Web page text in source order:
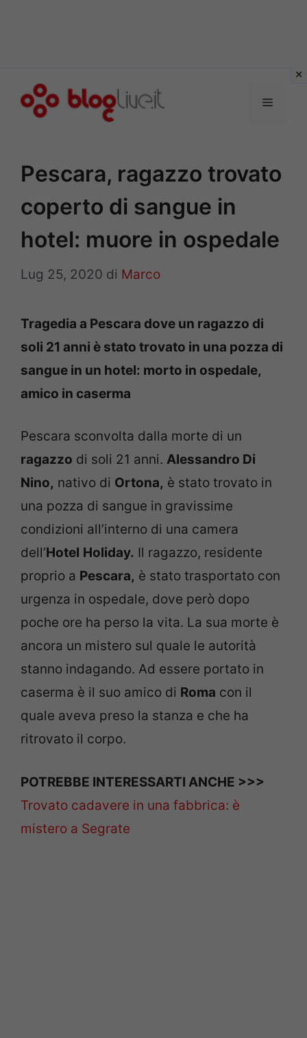
Menu
Pescara, ragazzo trovato
coperto di sangue in
hotel: muore in ospedale
Lug 25, 2020 di Marco
Tragedia a Pescara dove un ragazzo di
soli 21 anni è stato trovato in una pozza di
sangue in un hotel: morto in ospedale,
amico in caserma
Pescara sconvolta dalla morte di un
ragazzo di soli 21 anni. Alessandro Di
Nino, nativo di Ortona, è stato trovato in
una pozza di sangue in gravissime
condizioni all’interno di una camera
dell’Hotel Holiday. Il ragazzo, residente
proprio a Pescara, è stato trasportato con
urgenza in ospedale, dove però dopo
poche ore ha perso la vita. La sua morte è
ancora un mistero sul quale le autorità
stanno indagando. Ad essere portato in
caserma è il suo amico di Roma con il
quale aveva preso la stanza e che ha
ritrovato il corpo.
POTREBBE INTERESSARTI ANCHE >>>
Trovato cadavere in una fabbrica: è
mistero a Segrate